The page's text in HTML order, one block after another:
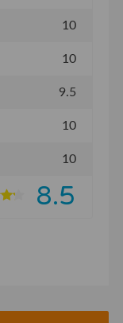
10
10
9.5
10
10
8.5